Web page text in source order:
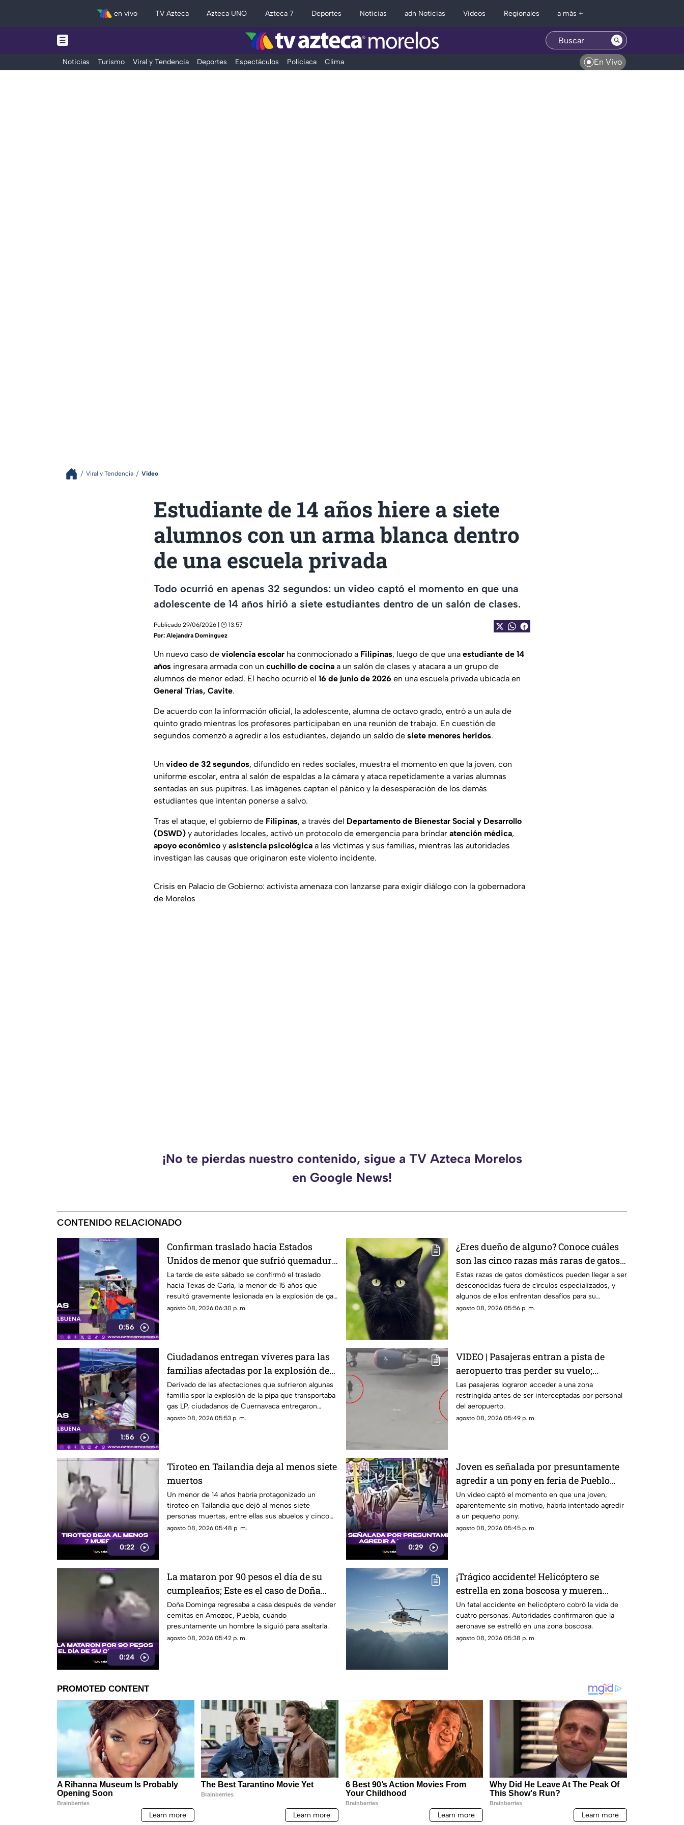
en vivo TV Azteca Azteca UNO Azteca 7 Deportes Noticias adn Noticias Videos Regionales a más +
Noticias Turismo Viral y Tendencia Deportes Espectáculos Policiaca Clima En Vivo
Viral y Tendencia Video
Estudiante de 14 años hiere a siete
alumnos con un arma blanca dentro
de una escuela privada
Todo ocurrió en apenas 32 segundos: un video captó el momento en que una
adolescente de 14 años hirió a siete estudiantes dentro de un salón de clases.
Publicado 29/06/2026 | 🕑 13:57
Por: Alejandra Domínguez
Un nuevo caso de violencia escolar ha conmocionado a Filipinas, luego de que una estudiante de 14
años ingresara armada con un cuchillo de cocina a un salón de clases y atacara a un grupo de
alumnos de menor edad. El hecho ocurrió el 16 de junio de 2026 en una escuela privada ubicada en
General Trias, Cavite.
De acuerdo con la información oficial, la adolescente, alumna de octavo grado, entró a un aula de
quinto grado mientras los profesores participaban en una reunión de trabajo. En cuestión de
segundos comenzó a agredir a los estudiantes, dejando un saldo de siete menores heridos.
Un video de 32 segundos, difundido en redes sociales, muestra el momento en que la joven, con
uniforme escolar, entra al salón de espaldas a la cámara y ataca repetidamente a varias alumnas
sentadas en sus pupitres. Las imágenes captan el pánico y la desesperación de los demás
estudiantes que intentan ponerse a salvo.
Tras el ataque, el gobierno de Filipinas, a través del Departamento de Bienestar Social y Desarrollo
(DSWD) y autoridades locales, activó un protocolo de emergencia para brindar atención médica,
apoyo económico y asistencia psicológica a las víctimas y sus familias, mientras las autoridades
investigan las causas que originaron este violento incidente.
Crisis en Palacio de Gobierno: activista amenaza con lanzarse para exigir diálogo con la gobernadora
de Morelos
¡No te pierdas nuestro contenido, sigue a TV Azteca Morelos
en Google News!
CONTENIDO RELACIONADO
0:56
Confirman traslado hacia Estados
Unidos de menor que sufrió quemadura
en la explosión de gas LP en
Cuernavaca
La tarde de este sábado se confirmó el traslado
hacia Texas de Carla, la menor de 15 años que
resultó gravemente lesionada en la explosión de gas
en Cuernavaca.
agosto 08, 2026 06:30 p. m.
¿Eres dueño de alguno? Conoce cuáles
son las cinco razas más raras de gatos
domésticos en todo el mundo
Estas razas de gatos domésticos pueden llegar a ser
desconocidas fuera de círculos especializados, y
algunos de ellos enfrentan desafíos para su
preservación.
agosto 08, 2026 05:56 p. m.
1:56
Ciudadanos entregan víveres para las
familias afectadas por la explosión de
pipa en Cuernavaca
Derivado de las afectaciones que sufrieron algunas
familia spor la explosión de la pipa que transportaba
gas LP, ciudadanos de Cuernavaca entregaron
víveres en la zona.
agosto 08, 2026 05:53 p. m.
VIDEO | Pasajeras entran a pista de
aeropuerto tras perder su vuelo;
autoridades logran detenerlas
Las pasajeras lograron acceder a una zona
restringida antes de ser interceptadas por personal
del aeropuerto.
agosto 08, 2026 05:49 p. m.
0:22
Tiroteo en Tailandia deja al menos siete
muertos
Un menor de 14 años habría protagonizado un
tiroteo en Tailandia que dejó al menos siete
personas muertas, entre ellas sus abuelos y cinco
personas en una escuela.
agosto 08, 2026 05:48 p. m.
0:29
Joven es señalada por presuntamente
agredir a un pony en feria de Pueblo
Mágico
Un video captó el momento en que una joven,
aparentemente sin motivo, habría intentado agredir
a un pequeño pony.
agosto 08, 2026 05:45 p. m.
0:24
La mataron por 90 pesos el día de su
cumpleaños; Este es el caso de Doña
Dominga
Doña Dominga regresaba a casa después de vender
cemitas en Amozoc, Puebla, cuando
presuntamente un hombre la siguió para asaltarla.
agosto 08, 2026 05:42 p. m.
¡Trágico accidente! Helicóptero se
estrella en zona boscosa y mueren
cuatro personas
Un fatal accidente en helicóptero cobró la vida de
cuatro personas. Autoridades confirmaron que la
aeronave se estrelló en una zona boscosa.
agosto 08, 2026 05:38 p. m.